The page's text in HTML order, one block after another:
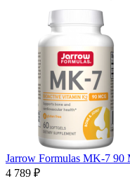
Jarrow Formulas MK-7 90
4 789 ₽